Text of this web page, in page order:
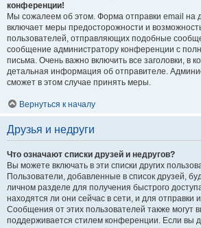
конференции!
Мы сожалеем об этом. Форма отправки email на
включает меры предосторожности и
пользователей, отправляющих подобные
сообщение администратору конференции с
письма. Очень важно включить все заголовки, в
детальная информация об отправителе.
сможет в этом случае принять меры.
Вернуться к началу
Друзья и недруги
Что означают списки друзей и недругов?
Вы можете включать в эти списки других
Пользователи, добавленные в список друзей,
личном разделе для получения быстрого
находятся ли они сейчас в сети, и для
Сообщения от этих пользователей также могут
поддерживается стилем конференции. Если вы